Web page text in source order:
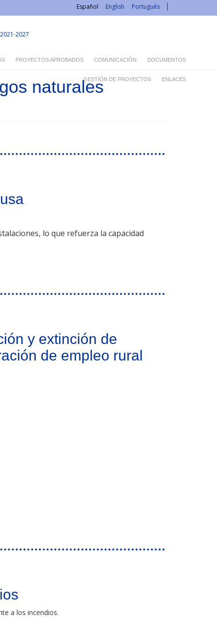
Español English Português
PROYECTOS APROBADOS COMUNICACIÓN DOCUMENTOS
GESTIÓN DE PROYECTOS ENLACES
2021-2027
naturales
lo que refuerza la capacidad
y extinción de
de empleo rural
la generación de empleo rural posCovid-19
a los incendios.